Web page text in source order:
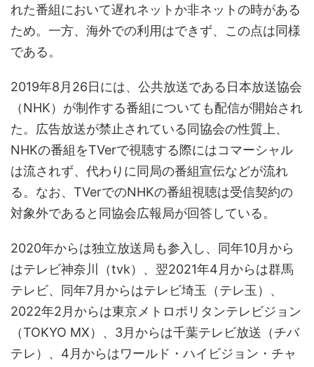
れた番組において遅れネットか非ネットの時がある
ため。一方、海外での利用はできず、この点は同様
である。
2019年8月26日には、公共放送である日本放送協会
（NHK）が制作する番組についても配信が開始され
た。広告放送が禁止されている同協会の性質上、
NHKの番組をTVerで視聴する際にはコマーシャル
は流されず、代わりに同局の番組宣伝などが流れ
る。なお、TVerでのNHKの番組視聴は受信契約の
対象外であると同協会広報局が回答している。
2020年からは独立放送局も参入し、同年10月から
はテレビ神奈川（tvk）、翌2021年4月からは群馬
テレビ、同年7月からはテレビ埼玉（テレ玉）、
2022年2月からは東京メトロポリタンテレビジョン
（TOKYO MX）、3月からは千葉テレビ放送（チバ
テレ）、4月からはワールド・ハイビジョン・チャ